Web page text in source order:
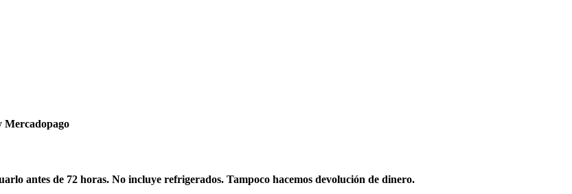
Mercadopago
antes de 72 horas. No incluye refrigerados. Tampoco hacemos devolución de dinero.